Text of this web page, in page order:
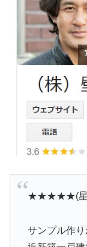
★★★★★(星
サンプル作